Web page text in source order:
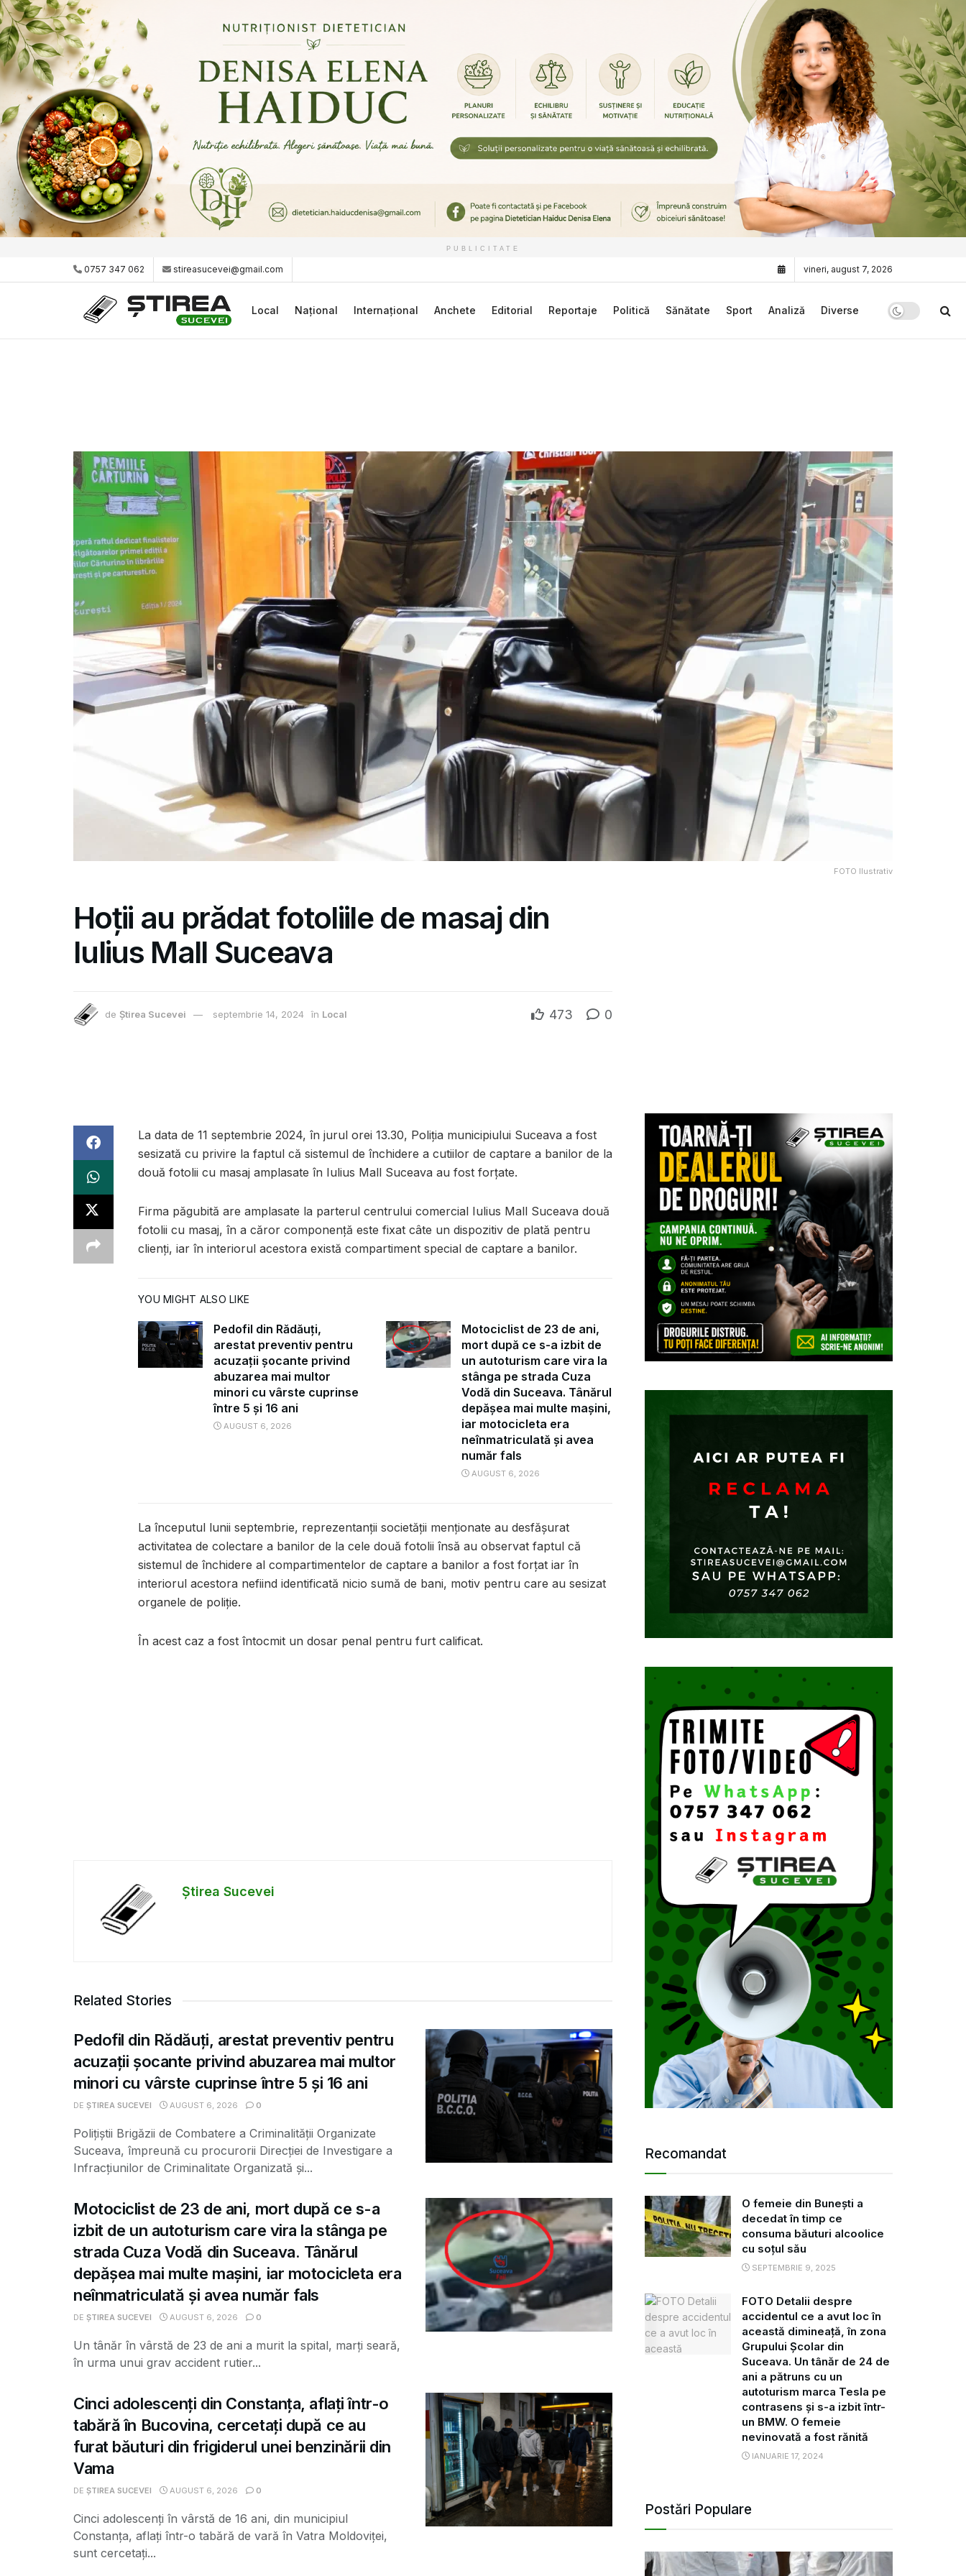
PUBLICITATE
0757 347 062 stireasucevei@gmail.com vineri, august 7, 2026
Local Național Internațional Anchete Editorial Reportaje Politică Sănătate Sport Analiză Diverse
FOTO Ilustrativ
Hoții au prădat fotoliile de masaj din
Iulius Mall Suceava
de Știrea Sucevei septembrie 14, 2024 în Local 473 0
La data de 11 septembrie 2024, în jurul orei 13.30, Poliția municipiului Suceava a fost
sesizată cu privire la faptul că sistemul de închidere a cutiilor de captare a banilor de la
două fotolii cu masaj amplasate în Iulius Mall Suceava au fost forțate.
Firma păgubită are amplasate la parterul centrului comercial Iulius Mall Suceava două
fotolii cu masaj, în a căror componență este fixat câte un dispozitiv de plată pentru
clienți, iar în interiorul acestora există compartiment special de captare a banilor.
YOU MIGHT ALSO LIKE
Pedofil din Rădăuți,
arestat preventiv pentru
acuzații șocante privind
abuzarea mai multor
minori cu vârste cuprinse
între 5 și 16 ani
AUGUST 6, 2026
Motociclist de 23 de ani,
mort după ce s-a izbit de
un autoturism care vira la
stânga pe strada Cuza
Vodă din Suceava. Tânărul
depășea mai multe mașini,
iar motocicleta era
neînmatriculată și avea
număr fals
AUGUST 6, 2026
La începutul lunii septembrie, reprezentanții societății menționate au desfășurat
activitatea de colectare a banilor de la cele două fotolii însă au observat faptul că
sistemul de închidere al compartimentelor de captare a banilor a fost forțat iar în
interiorul acestora nefiind identificată nicio sumă de bani, motiv pentru care au sesizat
organele de poliție.
În acest caz a fost întocmit un dosar penal pentru furt calificat.
Știrea Sucevei
Related Stories
Pedofil din Rădăuți, arestat preventiv pentru
acuzații șocante privind abuzarea mai multor
minori cu vârste cuprinse între 5 și 16 ani
DE ȘTIREA SUCEVEI AUGUST 6, 2026 0
Polițiștii Brigăzii de Combatere a Criminalității Organizate
Suceava, împreună cu procurorii Direcției de Investigare a
Infracțiunilor de Criminalitate Organizată și...
Motociclist de 23 de ani, mort după ce s-a
izbit de un autoturism care vira la stânga pe
strada Cuza Vodă din Suceava. Tânărul
depășea mai multe mașini, iar motocicleta era
neînmatriculată și avea număr fals
DE ȘTIREA SUCEVEI AUGUST 6, 2026 0
Un tânăr în vârstă de 23 de ani a murit la spital, marți seară,
în urma unui grav accident rutier...
Cinci adolescenți din Constanța, aflați într-o
tabără în Bucovina, cercetați după ce au
furat băuturi din frigiderul unei benzinării din
Vama
DE ȘTIREA SUCEVEI AUGUST 6, 2026 0
Cinci adolescenți în vârstă de 16 ani, din municipiul
Constanța, aflați într-o tabără de vară în Vatra Moldoviței,
sunt cercetați...
Recomandat
O femeie din Bunești a
decedat în timp ce
consuma băuturi alcoolice
cu soțul său
SEPTEMBRIE 9, 2025
FOTO Detalii despre
accidentul ce a avut loc în
această dimineață, în zona
Grupului Școlar din
Suceava. Un tânăr de 24 de
ani a pătruns cu un
autoturism marca Tesla pe
contrasens și s-a izbit într-
un BMW. O femeie
nevinovată a fost rănită
IANUARIE 17, 2024
Postări Populare